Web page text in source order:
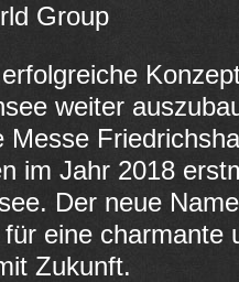
Group
weiter
Messe
im Jahr 2018
Der neue
eine charmante
Zukunft.